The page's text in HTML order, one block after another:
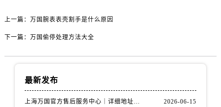
上一篇： 万国腕表表壳割手是什么原因
下一篇： 万国偷停处理方法大全
最新发布
上海万国官方售后服务中心｜详细地址与售后电话权威信息公示（2026年6月最新） 2026-06-15